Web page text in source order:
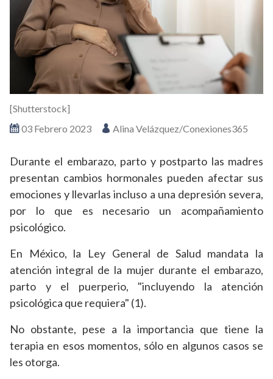
03 Febrero 2023 Alina Velázquez/Conexiones365
[Shutterstock]
Durante el embarazo, parto y postparto las madres
presentan cambios hormonales pueden afectar sus
emociones y llevarlas incluso a una depresión severa,
por lo que es necesario un acompañamiento
psicológico.
En México, la Ley General de Salud mandata la
atención integral de la mujer durante el embarazo,
parto y el puerperio, "incluyendo la atención
psicológica que requiera" (1).
No obstante, pese a la importancia que tiene la
terapia en esos momentos, sólo en algunos casos se
les otorga.